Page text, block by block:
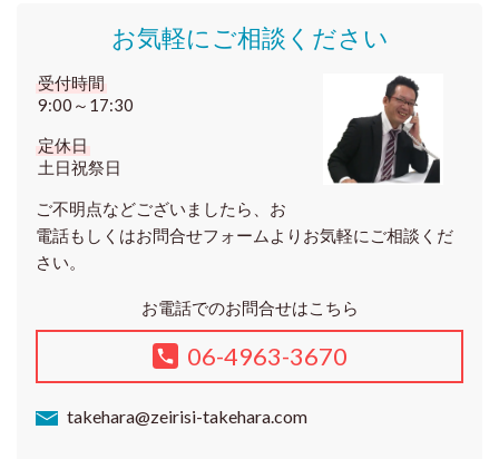
お気軽にご相談ください
受付時間
9:00～17:30
定休日
土日祝祭日
ご不明点などございましたら、お
電話もしくはお問合せフォームよりお気軽にご相談くだ
さい。
お電話でのお問合せはこちら
06-4963-3670
takehara@zeirisi-takehara.com